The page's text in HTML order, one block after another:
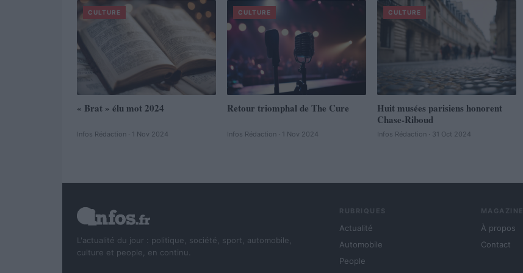
CULTURE
« Brat » élu mot 2024
Infos Rédaction · 1 Nov 2024
CULTURE
Retour triomphal de The Cure
Infos Rédaction · 1 Nov 2024
CULTURE
Huit musées parisiens honorent
Chase-Riboud
Infos Rédaction · 31 Oct 2024
L'actualité du jour : politique, société, sport, automobile,
culture et people, en continu.
RUBRIQUES
Actualité
Automobile
People
MAGAZINE
À propos
Contact